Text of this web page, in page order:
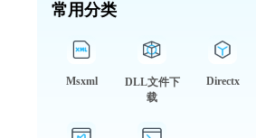
常用分类
Msxml
DLL文件下
载
Directx